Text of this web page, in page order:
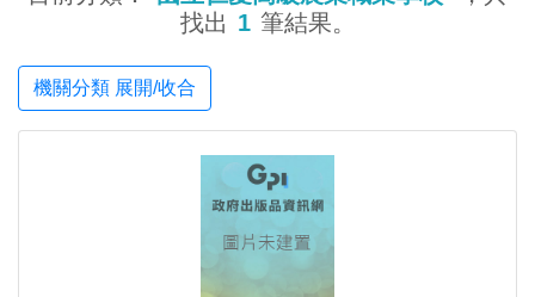
找出 1 筆結果。
機關分類 展開/收合